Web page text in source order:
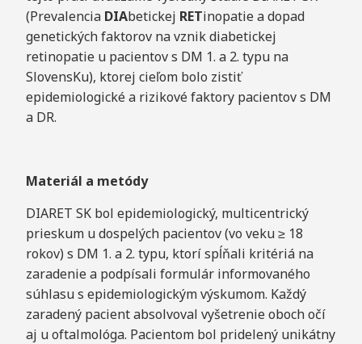
(Prevalencia DIAbetickej RETinopatie a dopad
genetických faktorov na vznik diabetickej
retinopatie u pacientov s DM 1. a 2. typu na
SlovensKu), ktorej cieľom bolo zistiť
epidemiologické a rizikové faktory pacientov s DM
a DR.
Materiál a metódy
DIARET SK bol epidemiologický, multicentrický
prieskum u dospelých pacientov (vo veku ≥ 18
rokov) s DM 1. a 2. typu, ktorí spĺňali kritériá na
zaradenie a podpísali formulár informovaného
súhlasu s epidemiologickým výskumom. Každý
zaradený pacient absolvoval vyšetrenie oboch očí
aj u oftalmológa. Pacientom bol pridelený unikátny